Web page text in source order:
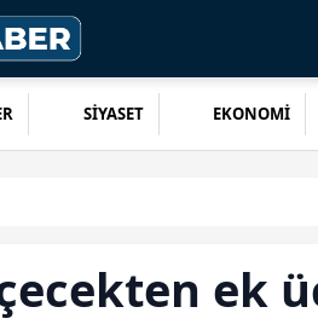
SİYASET EKONOMİ
ek